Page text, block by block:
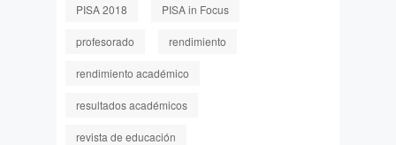
PISA 2018 PISA in Focus
profesorado rendimiento
rendimiento académico
resultados académicos
revista de educación